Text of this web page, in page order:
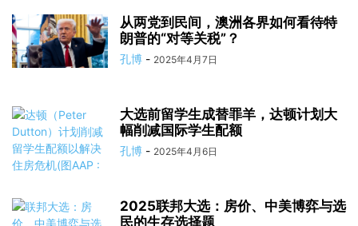
从两党到民间，澳洲各界如何看待特
朗普的“对等关税”？
孔博 - 2025年4月7日
大选前留学生成替罪羊，达顿计划大
幅削减国际学生配额
孔博 - 2025年4月6日
2025联邦大选：房价、中美博弈与选
民的生存选择题